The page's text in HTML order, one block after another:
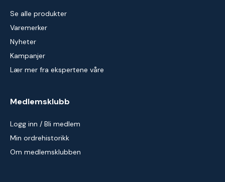
Se alle produkter
Varemerker
Nyheter
Kampanjer
Lær mer fra ekspertene våre
Medlemsklubb
Logg inn / Bli medlem
Min ordrehistorikk
Om medlemsklubben